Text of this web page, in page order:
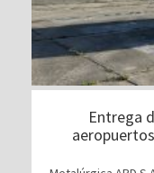
Entrega